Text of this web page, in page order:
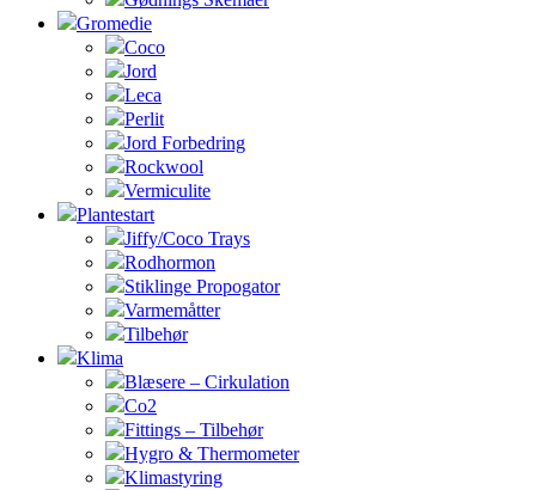
Gromedie
Coco
Jord
Leca
Perlit
Jord Forbedring
Rockwool
Vermiculite
Plantestart
Jiffy/Coco Trays
Rodhormon
Stiklinge Propogator
Varmemåtter
Tilbehør
Klima
Blæsere – Cirkulation
Co2
Fittings – Tilbehør
Hygro & Thermometer
Klimastyring